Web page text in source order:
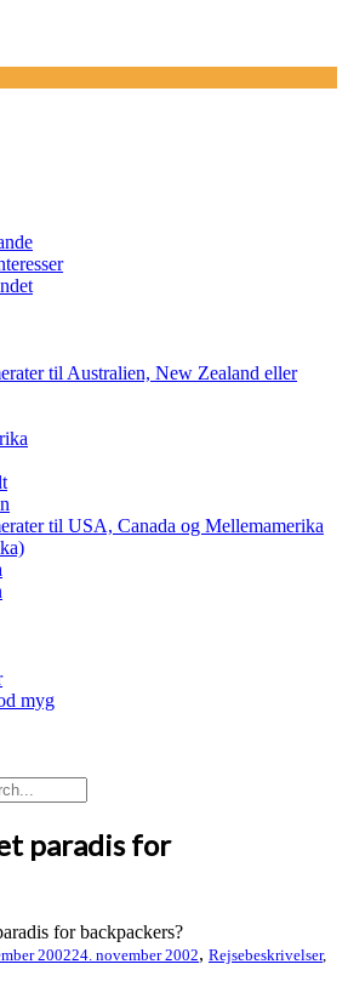
til Australien, New Zealand eller
til USA, Canada og Mellemamerika
myg
paradis for
for backpackers?
200224. november 2002, Rejsebeskrivelser,